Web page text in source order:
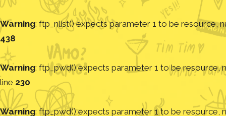
Warning: ftp_nlist() expects parameter 1 to be resource,
438
Warning: ftp_pwd() expects parameter 1 to be resource,
line 230
Warning: ftp_pwd() expects parameter 1 to be resource,